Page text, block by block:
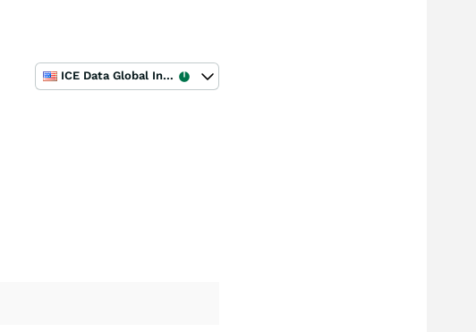
ICE Data Global Index